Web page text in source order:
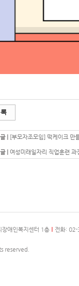
| [부모자조모임] 떡케이크 만
| 여성미래일자리 직업훈련
애인복지센터 1층
전화:
reserved.